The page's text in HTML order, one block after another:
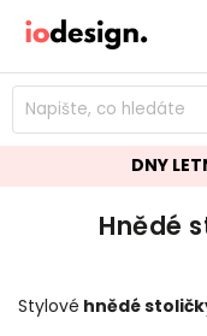
DNY
Hnědé
Stylové hnědé